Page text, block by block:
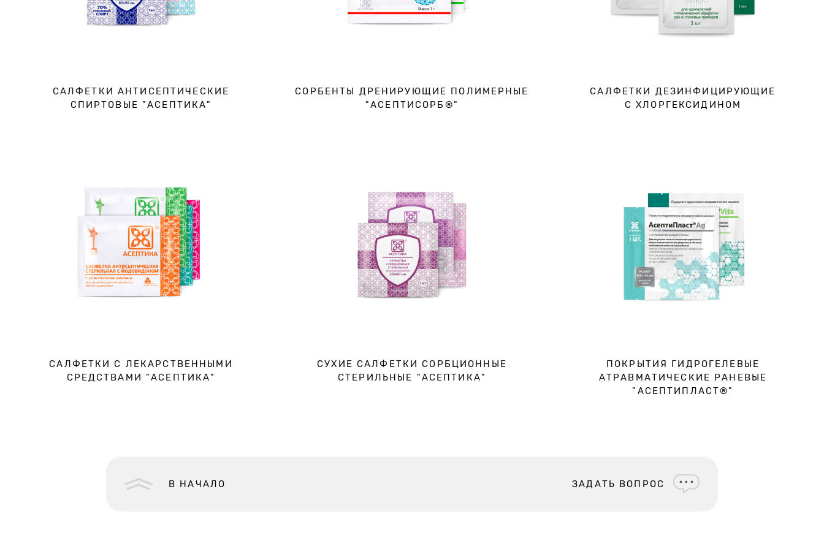
САЛФЕТКИ АНТИСЕПТИЧЕСКИЕ
СПИРТОВЫЕ "АСЕПТИКА"
СОРБЕНТЫ ДРЕНИРУЮЩИЕ ПОЛИМЕРНЫЕ
"АСЕПТИСОРБ®"
CАЛФЕТКИ ДЕЗИНФИЦИРУЮЩИЕ
С ХЛОРГЕКСИДИНОМ
САЛФЕТКИ С ЛЕКАРСТВЕННЫМИ
СРЕДСТВАМИ "АСЕПТИКА"
СУХИЕ САЛФЕТКИ СОРБЦИОННЫЕ
СТЕРИЛЬНЫЕ "АСЕПТИКА"
ПОКРЫТИЯ ГИДРОГЕЛЕВЫЕ
АТРАВМАТИЧЕСКИЕ РАНЕВЫЕ
"АСЕПТИПЛАСТ®"
В НАЧАЛО ЗАДАТЬ ВОПРОС